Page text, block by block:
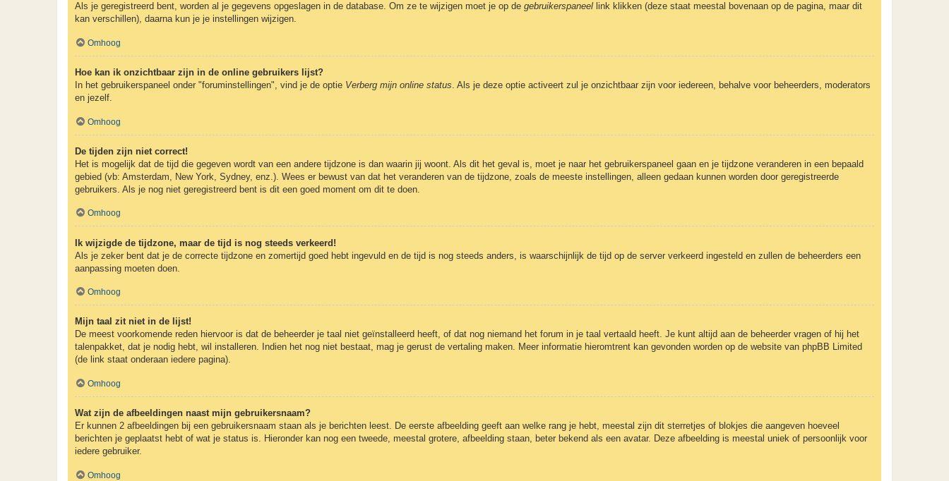
Als je geregistreerd bent, worden al je gegevens opgeslagen in de database. Om ze te wijzigen moet je op de gebruikerspaneel link klikken (deze staat meestal bovenaan op de pagina, maar dit
kan verschillen), daarna kun je je instellingen wijzigen.
Omhoog
Hoe kan ik onzichtbaar zijn in de online gebruikers lijst?
In het gebruikerspaneel onder "foruminstellingen", vind je de optie Verberg mijn online status. Als je deze optie activeert zul je onzichtbaar zijn voor iedereen, behalve voor beheerders, moderators
en jezelf.
Omhoog
De tijden zijn niet correct!
Het is mogelijk dat de tijd die gegeven wordt van een andere tijdzone is dan waarin jij woont. Als dit het geval is, moet je naar het gebruikerspaneel gaan en je tijdzone veranderen in een bepaald
gebied (vb: Amsterdam, New York, Sydney, enz.). Wees er bewust van dat het veranderen van de tijdzone, zoals de meeste instellingen, alleen gedaan kunnen worden door geregistreerde
gebruikers. Als je nog niet geregistreerd bent is dit een goed moment om dit te doen.
Omhoog
Ik wijzigde de tijdzone, maar de tijd is nog steeds verkeerd!
Als je zeker bent dat je de correcte tijdzone en zomertijd goed hebt ingevuld en de tijd is nog steeds anders, is waarschijnlijk de tijd op de server verkeerd ingesteld en zullen de beheerders een
aanpassing moeten doen.
Omhoog
Mijn taal zit niet in de lijst!
De meest voorkomende reden hiervoor is dat de beheerder je taal niet geïnstalleerd heeft, of dat nog niemand het forum in je taal vertaald heeft. Je kunt altijd aan de beheerder vragen of hij het
talenpakket, dat je nodig hebt, wil installeren. Indien het nog niet bestaat, mag je gerust de vertaling maken. Meer informatie hieromtrent kan gevonden worden op de website van phpBB Limited
(de link staat onderaan iedere pagina).
Omhoog
Wat zijn de afbeeldingen naast mijn gebruikersnaam?
Er kunnen 2 afbeeldingen bij een gebruikersnaam staan als je berichten leest. De eerste afbeelding geeft aan welke rang je hebt, meestal zijn dit sterretjes of blokjes die aangeven hoeveel
berichten je geplaatst hebt of wat je status is. Hieronder kan nog een tweede, meestal grotere, afbeelding staan, beter bekend als een avatar. Deze afbeelding is meestal uniek of persoonlijk voor
iedere gebruiker.
Omhoog